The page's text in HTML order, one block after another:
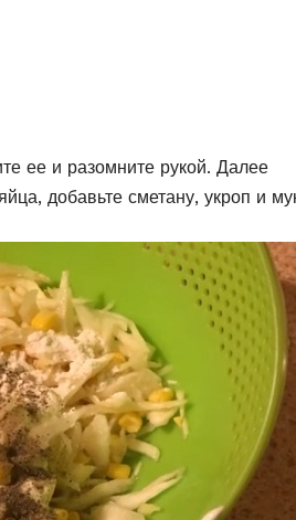
ее и разомните рукой. Далее
добавьте сметану, укроп и